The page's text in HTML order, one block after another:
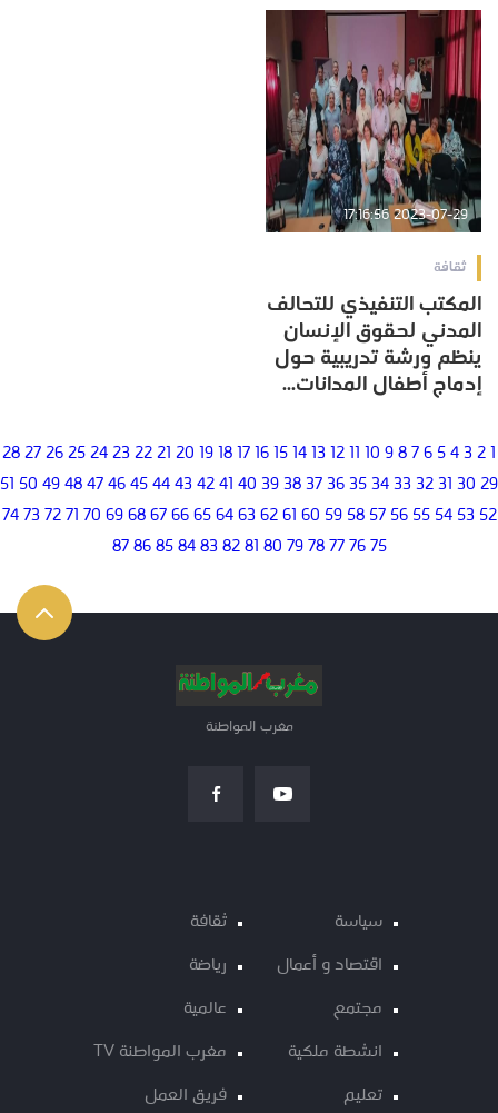
2023-07-29 17:16:56
ثقافة
المكتب التنفيذي للتحالف
المدني لحقوق الإنسان
ينظم ورشة تدريبية حول
إدماج أطفال المدانات...
1
2
3
4
5
6
7
8
9
10
11
12
13
14
15
16
17
18
19
20
21
22
23
24
25
26
27
28
29
30
31
32
33
34
35
36
37
38
39
40
41
42
43
44
45
46
47
48
49
50
51
52
53
54
55
56
57
58
59
60
61
62
63
64
65
66
67
68
69
70
71
72
73
74
75
76
77
78
79
80
81
82
83
84
85
86
87
مغرب المواطنة
سياسة
اقتصاد و أعمال
مجتمع
انشطة ملكية
تعليم
ثقافة
رياضة
عالمية
مغرب المواطنة TV
فريق العمل